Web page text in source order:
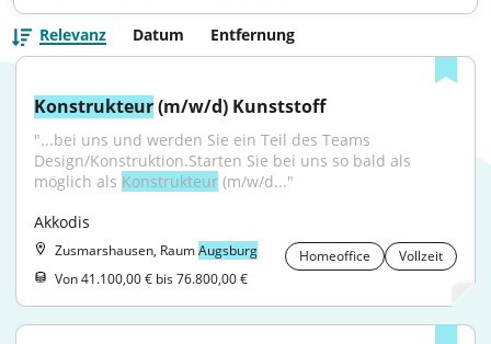
Relevanz Datum Entfernung
Konstrukteur (m/w/d) Kunststoff
"...bei uns und werden Sie ein Teil des Teams
Design/Konstruktion.Starten Sie bei uns so bald als
möglich als Konstrukteur (m/w/d..."
Akkodis
Zusmarshausen, RaumAugsburg Homeoffice
Vollzeit
Von 41.100,00 € bis 76.800,00 €